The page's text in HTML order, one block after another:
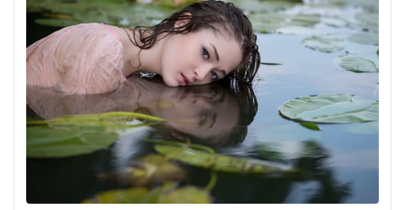
Autorzy projektu argumentują, że dwukrotna zmiana czasu
to anachronizm powodujący szkody zdrowotne i
gospodarcze, który zaburza rytm biologiczny człowieka
oraz pogarsza samopoczucie. Konsultacje społeczne
zakończone w maju 2025 roku zgromadziły osiemset